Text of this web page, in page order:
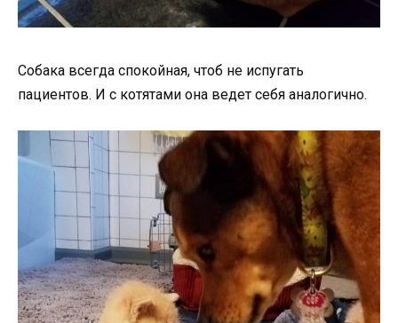
Собака всегда спокойная, чтоб не испугать
пациентов. И с котятами она ведет себя аналогично.